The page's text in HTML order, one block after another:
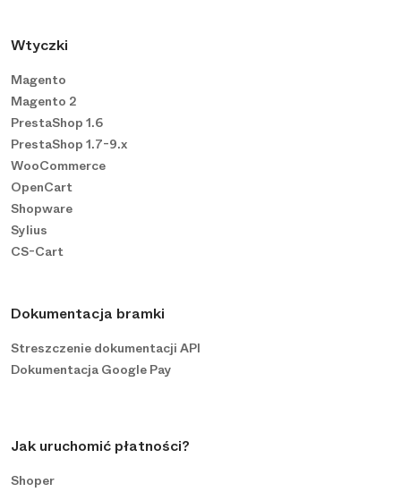
Wtyczki
Magento
Magento 2
PrestaShop 1.6
PrestaShop 1.7-9.x
WooCommerce
OpenCart
Shopware
Sylius
CS-Cart
Dokumentacja bramki
Streszczenie dokumentacji API
Dokumentacja Google Pay
Jak uruchomić płatności?
Shoper